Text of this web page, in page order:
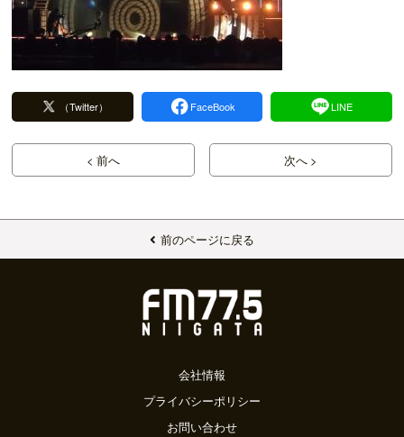
（Twitter） FaceBook LINE
< 前へ 次へ >
前のページに戻る
会社情報
プライバシーポリシー
お問い合わせ